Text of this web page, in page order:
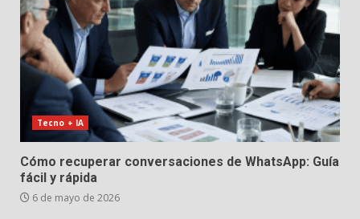
Tecno + IA
Cómo recuperar conversaciones de WhatsApp: Guía
fácil y rápida
6 de mayo de 2026